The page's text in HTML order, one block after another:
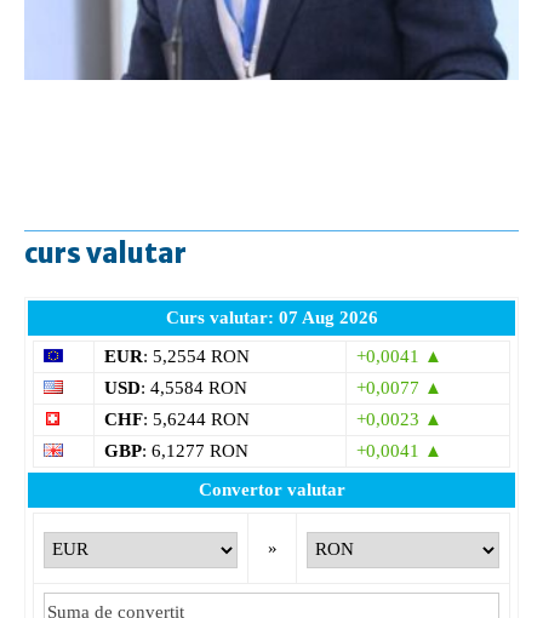
curs valutar
Curs valutar: 07 Aug 2026
EUR: 5,2554 RON
+0,0041 ▲
USD: 4,5584 RON
+0,0077 ▲
CHF: 5,6244 RON
+0,0023 ▲
GBP: 6,1277 RON
+0,0041 ▲
Convertor valutar
»